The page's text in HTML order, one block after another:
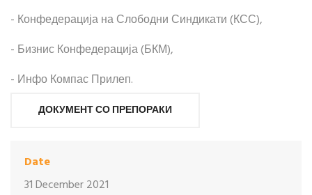
- Конфедерација на Слободни Синдикати (КСС),
- Бизнис Конфедерација (БКМ),
- Инфо Компас Прилеп.
ДОКУМЕНТ СО ПРЕПОРАКИ
Date
31 December 2021